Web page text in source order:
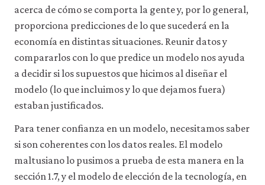
acerca de cómo se comporta la gente y, por lo general,
proporciona predicciones de lo que sucederá en la
economía en distintas situaciones. Reunir datos y
compararlos con lo que predice un modelo nos ayuda
a decidir si los supuestos que hicimos al diseñar el
modelo (lo que incluimos y lo que dejamos fuera)
estaban justificados.
Para tener confianza en un modelo, necesitamos saber
si son coherentes con los datos reales. El modelo
maltusiano lo pusimos a prueba de esta manera en la
sección 1.7, y el modelo de elección de la tecnología, en